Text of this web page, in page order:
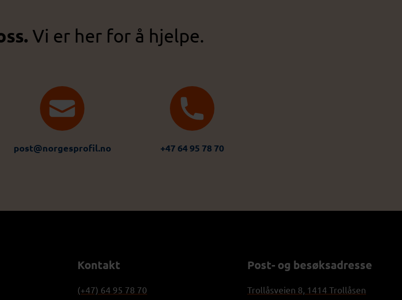
Vi er her for å hjelpe.
post@norgesprofil.no +47 64 95 78 70
Kontakt
(+47) 64 95 78 70
Post- og besøksadresse
Trollåsveien 8, 1414 Trollåsen